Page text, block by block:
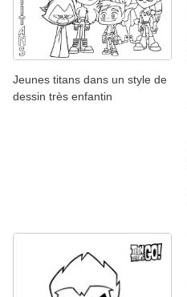
Jeunes titans dans un style de
dessin très enfantin